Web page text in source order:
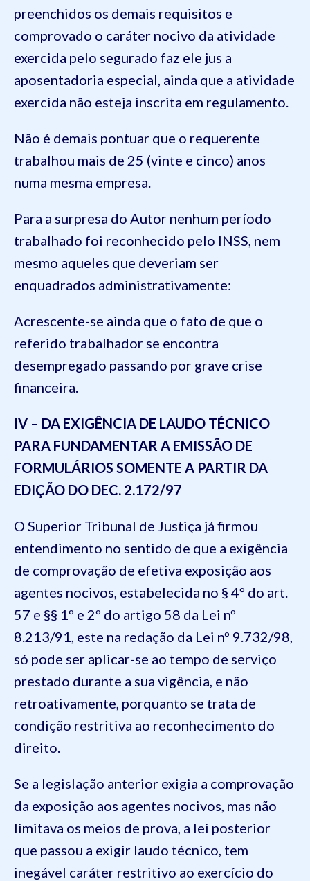
preenchidos os demais requisitos e
comprovado o caráter nocivo da atividade
exercida pelo segurado faz ele jus a
aposentadoria especial, ainda que a atividade
exercida não esteja inscrita em regulamento.
Não é demais pontuar que o requerente
trabalhou mais de 25 (vinte e cinco) anos
numa mesma empresa.
Para a surpresa do Autor nenhum período
trabalhado foi reconhecido pelo INSS, nem
mesmo aqueles que deveriam ser
enquadrados administrativamente:
Acrescente-se ainda que o fato de que o
referido trabalhador se encontra
desempregado passando por grave crise
financeira.
IV – DA EXIGÊNCIA DE LAUDO TÉCNICO
PARA FUNDAMENTAR A EMISSÃO DE
FORMULÁRIOS SOMENTE A PARTIR DA
EDIÇÃO DO DEC. 2.172/97
O Superior Tribunal de Justiça já firmou
entendimento no sentido de que a exigência
de comprovação de efetiva exposição aos
agentes nocivos, estabelecida no § 4º do art.
57 e §§ 1º e 2º do artigo 58 da Lei nº
8.213/91, este na redação da Lei nº 9.732/98,
só pode ser aplicar-se ao tempo de serviço
prestado durante a sua vigência, e não
retroativamente, porquanto se trata de
condição restritiva ao reconhecimento do
direito.
Se a legislação anterior exigia a comprovação
da exposição aos agentes nocivos, mas não
limitava os meios de prova, a lei posterior
que passou a exigir laudo técnico, tem
inegável caráter restritivo ao exercício do